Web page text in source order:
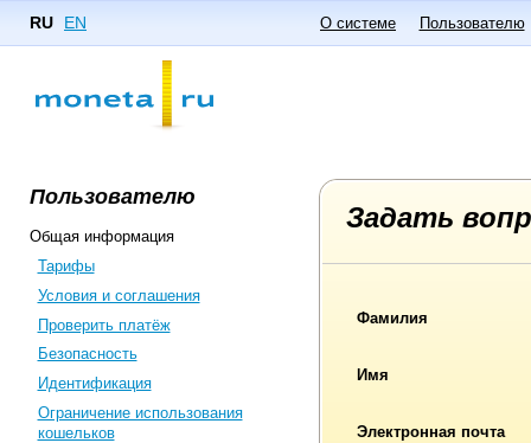
RU EN О системе Пользователю
Пользователю
Общая информация
Тарифы
Условия и соглашения
Проверить платёж
Безопасность
Идентификация
Ограничение использования
кошельков
Задать
Фамилия
Имя
Электронная почта